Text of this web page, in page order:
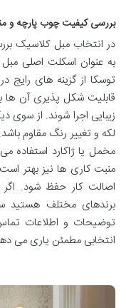
بررسی کیفیت چوب پارچه و
در انتخاب مبل کلاسیک
به عنوان اسکلت اصلی
توسکا از گزینه های رایج
قابلیت شکل پذیری آن
زیبایی اجرا شوند. از سوی
لکه و تغییر رنگ مقاوم
مخمل یا ژاکارد استفاده
منبت کاری ها نیز بهتر
اصالت کار حفظ شود. اگر
برندهای مختلف هستید
توضیحات و اطلاعات تماس
انتخابی مطمئن یاری می